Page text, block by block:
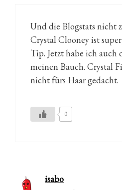
Und die Blogstats nicht
Crystal Clooney ist
Tip. Jetzt habe ich auch
meinen Bauch. Crystal
nicht fürs Haar gedacht.
0
isabo